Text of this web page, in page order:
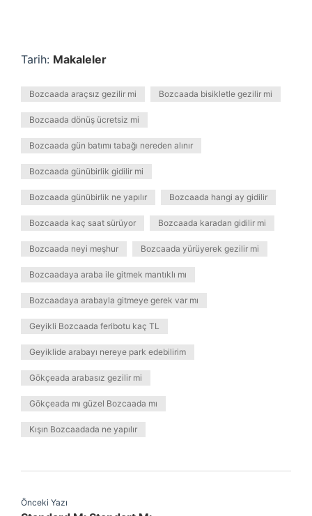
Tarih: Makaleler
Bozcaada araçsız gezilir mi Bozcaada bisikletle gezilir mi
Bozcaada dönüş ücretsiz mi
Bozcaada gün batımı tabağı nereden alınır
Bozcaada günübirlik gidilir mi
Bozcaada günübirlik ne yapılır Bozcaada hangi ay gidilir
Bozcaada kaç saat sürüyor Bozcaada karadan gidilir mi
Bozcaada neyi meşhur Bozcaada yürüyerek gezilir mi
Bozcaadaya araba ile gitmek mantıklı mı
Bozcaadaya arabayla gitmeye gerek var mı
Geyikli Bozcaada feribotu kaç TL
Geyiklide arabayı nereye park edebilirim
Gökçeada arabasız gezilir mi
Gökçeada mı güzel Bozcaada mı
Kışın Bozcaadada ne yapılır
Önceki Yazı